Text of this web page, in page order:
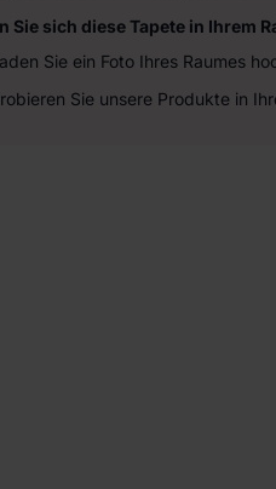
Sie sich diese Tapete in Ihrem
Sie ein Foto Ihres Raumes
Sie unsere Produkte in